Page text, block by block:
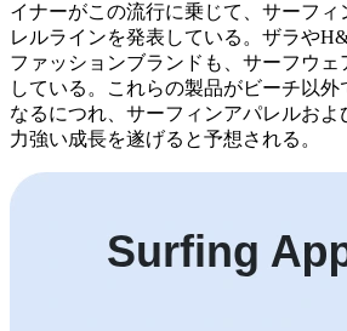
イナーがこの流行に乗じて、サーフ
レルラインを発表している。ザラや
ファッションブランドも、サーフウェ
している。これらの製品がビーチ以
なるにつれ、サーフィンアパレルお
力強い成長を遂げると予想される。